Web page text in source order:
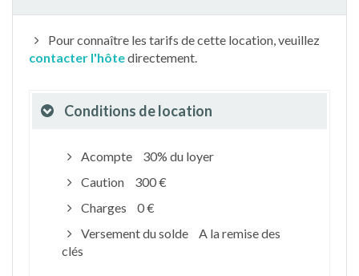
Pour connaître les tarifs de cette location, veuillez
contacter l'hôtedirectement.
Conditions de location
Acompte
30% du loyer
Caution
300 €
Charges
0 €
Versement du solde
A la remise des
clés